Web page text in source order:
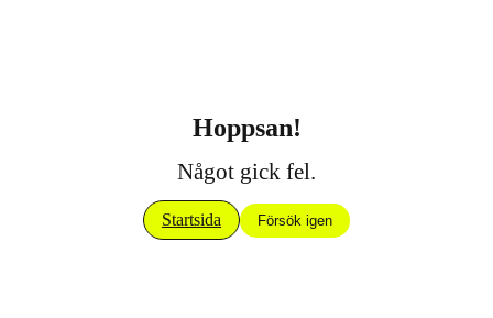
Hoppsan!
Något gick fel.
Startsida Försök igen